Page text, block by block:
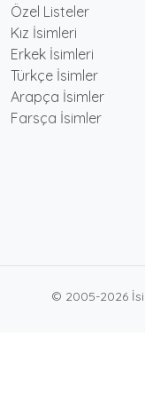
Özel Listeler
Kız İsimleri
Erkek İsimleri
Türkçe İsimler
Arapça İsimler
Farsça İsimler
© 2005-2026